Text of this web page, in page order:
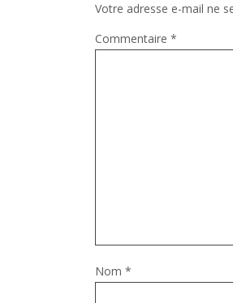
Votre adresse e-mail ne
Commentaire *
Nom *